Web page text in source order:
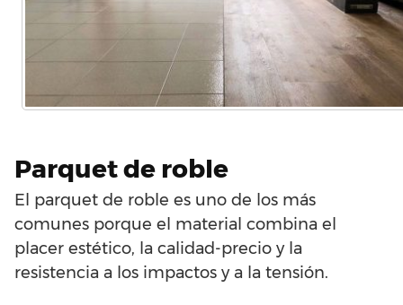
Parquet de roble
El parquet de roble es uno de los más
comunes porque el material combina el
placer estético, la calidad-precio y la
resistencia a los impactos y a la tensión.